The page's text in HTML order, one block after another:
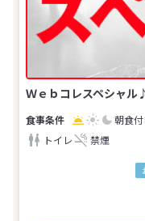
Ｗｅｂコレスペシャ
朝食付
トイレ
禁煙